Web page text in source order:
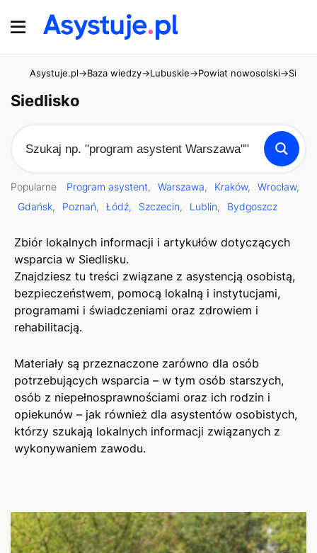
Asystuje.pl→Baza wiedzy→Lubuskie→Powiat nowosolski→
Siedlisko
Popularne Program asystent Warszawa Kraków
Wrocław
Gdańsk
Poznań Łódź Szczecin Lublin Bydgoszcz
Zbiór lokalnych informacji i artykułów dotyczących
wsparcia w Siedlisku.
Znajdziesz tu treści związane z asystencją osobistą,
bezpieczeństwem, pomocą lokalną i instytucjami,
programami i świadczeniami oraz zdrowiem i
rehabilitacją.
Materiały są przeznaczone zarówno dla osób
potrzebujących wsparcia – w tym osób starszych,
osób z niepełnosprawnościami oraz ich rodzin i
opiekunów – jak również dla asystentów osobistych,
którzy szukają lokalnych informacji związanych z
wykonywaniem zawodu.